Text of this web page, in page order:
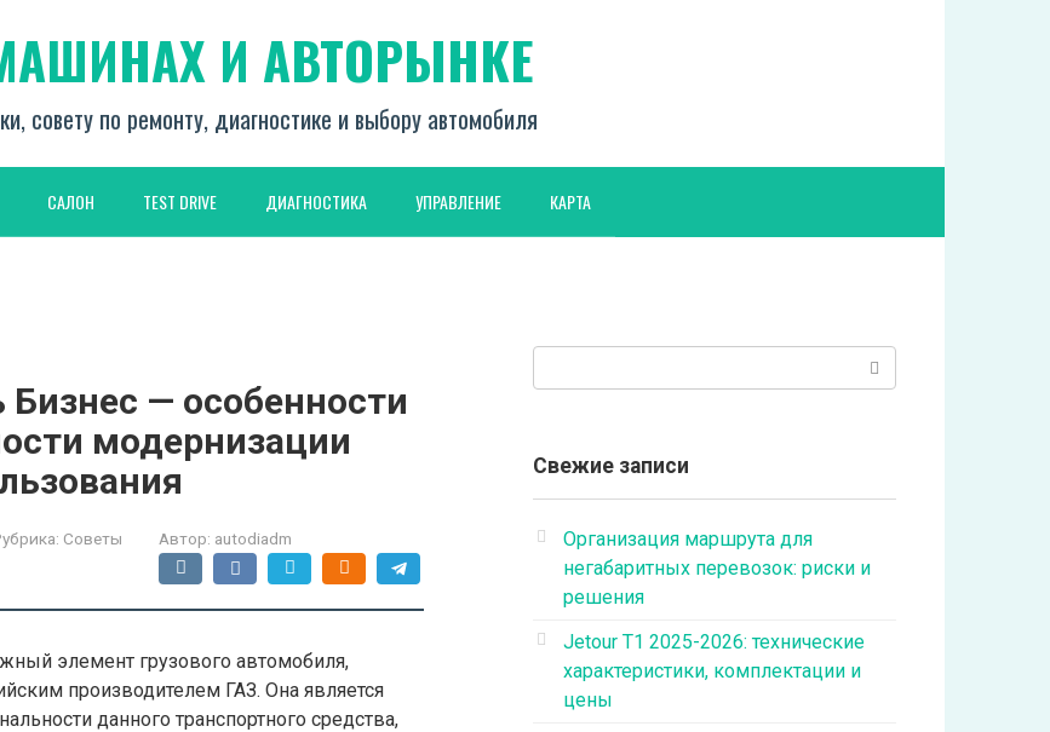
И АВТОРЫНКЕ
совету по ремонту, диагностике и выбору автомобиля
САЛОН TEST DRIVE ДИАГНОСТИКА УПРАВЛЕНИЕ КАРТА
Бизнес — особенности
модернизации
Советы Автор: autodiadm
элемент грузового автомобиля,
производителем ГАЗ. Она является
данного транспортного средства,
Свежие записи
Организация маршрута для
негабаритных перевозок: риски и
решения
Jetour T1 2025-2026: технические
характеристики, комплектации и
цены